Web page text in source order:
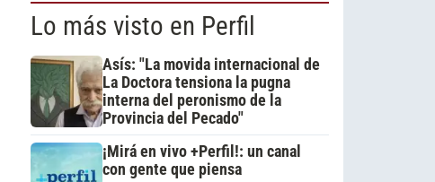
Lo más visto en Perfil
Asís: "La movida internacional de
La Doctora tensiona la pugna
interna del peronismo de la
Provincia del Pecado"
¡Mirá en vivo +Perfil!: un canal
con gente que piensa